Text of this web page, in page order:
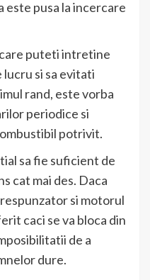
este pusa la incercare
puteti intretine
si sa evitati
rand, este vorba
periodice si
potrivit.
sa fie suficient de
cat mai des. Daca
si motorul
caci se va bloca din
de a
dure.